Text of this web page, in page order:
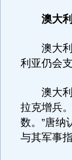
澳大
澳大利
利亚仍会
澳大利
拉克增兵
数。”唐纳
与其军事